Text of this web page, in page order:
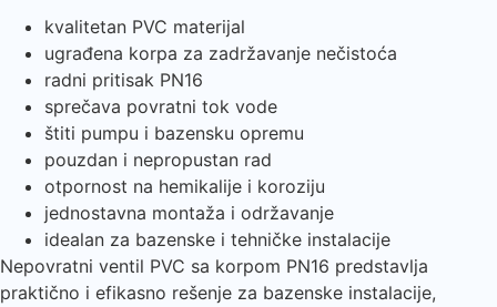
kvalitetan PVC materijal
ugrađena korpa za zadržavanje nečistoća
radni pritisak PN16
sprečava povratni tok vode
štiti pumpu i bazensku opremu
pouzdan i nepropustan rad
otpornost na hemikalije i koroziju
jednostavna montaža i održavanje
idealan za bazenske i tehničke instalacije
Nepovratni ventil PVC sa korpom PN16 predstavlja
praktično i efikasno rešenje za bazenske instalacije,